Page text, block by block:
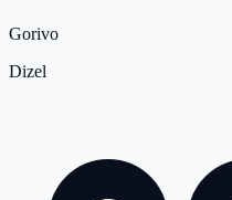
Gorivo
Dizel